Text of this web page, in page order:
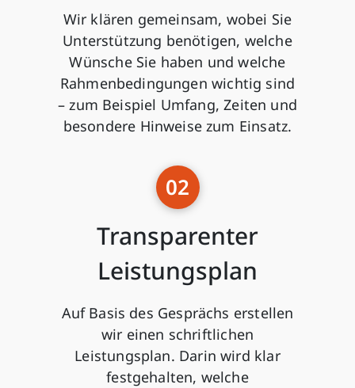
Wir klären gemeinsam, wobei Sie
Unterstützung benötigen, welche
Wünsche Sie haben und welche
Rahmenbedingungen wichtig sind
– zum Beispiel Umfang, Zeiten und
besondere Hinweise zum Einsatz.
02
Transparenter
Leistungsplan
Auf Basis des Gesprächs erstellen
wir einen schriftlichen
Leistungsplan. Darin wird klar
festgehalten, welche